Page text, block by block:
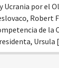
Ucrania por el
Robert
de la